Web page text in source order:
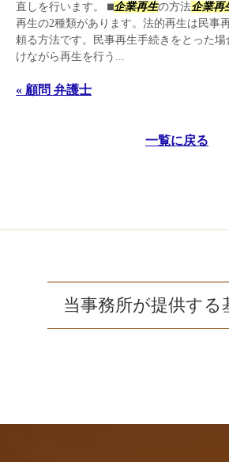
直しを行います。 ⬛︎企業再生の方法企業再
再生の2種類があります。法的再生は民事
頼る方法です。民事再生手続きをとった
けながら再生を行う...
« 顧問 弁護士
一覧に戻る
当事務所が提供する